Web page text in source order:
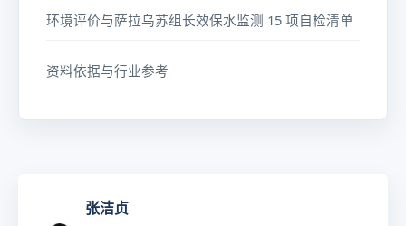
环境评价与萨拉乌苏组长效保水监测 15 项自检清单
资料依据与行业参考
张洁贞